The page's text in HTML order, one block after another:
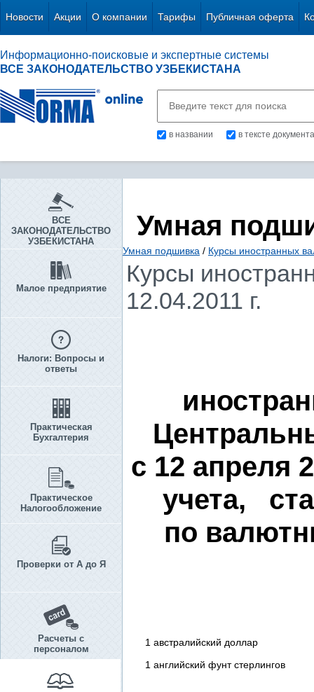
Новости Акции О компании Тарифы Публичная оферта
Информационно-поисковые и экспертные системы
ВСЕ ЗАКОНОДАТЕЛЬСТВО УЗБЕКИСТАНА
в названии в тексте документа
ВСЕ
ЗАКОНОДАТЕЛЬСТВО
УЗБЕКИСТАНА
Малое предприятие
Налоги: Вопросы и
ответы
Практическая
Бухгалтерия
Практическое
Налогообложение
Проверки от А до Я
Расчеты с
персоналом
Умная
Умная подшивка / Курсы иностранных
Курсы
12.04.2011 г.
с 12 апреля
учета,
по
1 австралийский доллар
1 английский фунт стерлингов